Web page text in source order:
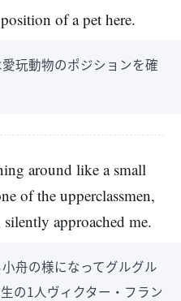
of a pet here.
玩動物のポジションを確
around like a small
of the upperclassmen,
approached me.
舟の様になってグルグル
の1人ヴィクター・フラン